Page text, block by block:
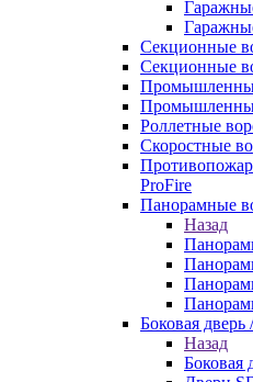
Секционные
Секционные
Роллетные
Скоростные
ProFire
Панорамные
Назад
Боковая дверь
Назад
Боковая